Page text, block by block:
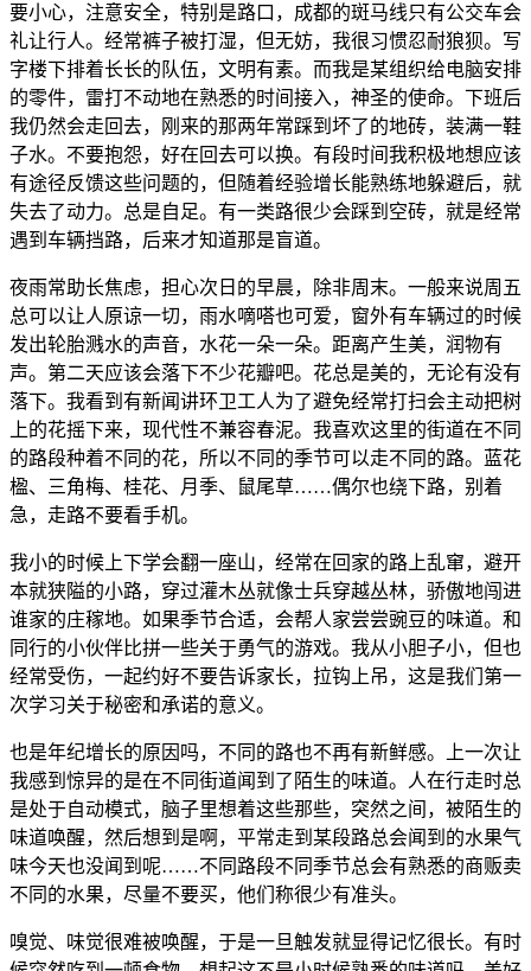
要小心，注意安全，特别是路口，成都的斑马线只有公交车会
礼让行人。经常裤子被打湿，但无妨，我很习惯忍耐狼狈。写
字楼下排着长长的队伍，文明有素。而我是某组织给电脑安排
的零件，雷打不动地在熟悉的时间接入，神圣的使命。下班后
我仍然会走回去，刚来的那两年常踩到坏了的地砖，装满一鞋
子水。不要抱怨，好在回去可以换。有段时间我积极地想应该
有途径反馈这些问题的，但随着经验增长能熟练地躲避后，就
失去了动力。总是自足。有一类路很少会踩到空砖，就是经常
遇到车辆挡路，后来才知道那是盲道。
夜雨常助长焦虑，担心次日的早晨，除非周末。一般来说周五
总可以让人原谅一切，雨水嘀嗒也可爱，窗外有车辆过的时候
发出轮胎溅水的声音，水花一朵一朵。距离产生美，润物有
声。第二天应该会落下不少花瓣吧。花总是美的，无论有没有
落下。我看到有新闻讲环卫工人为了避免经常打扫会主动把树
上的花摇下来，现代性不兼容春泥。我喜欢这里的街道在不同
的路段种着不同的花，所以不同的季节可以走不同的路。蓝花
楹、三角梅、桂花、月季、鼠尾草……偶尔也绕下路，别着
急，走路不要看手机。
我小的时候上下学会翻一座山，经常在回家的路上乱窜，避开
本就狭隘的小路，穿过灌木丛就像士兵穿越丛林，骄傲地闯进
谁家的庄稼地。如果季节合适，会帮人家尝尝豌豆的味道。和
同行的小伙伴比拼一些关于勇气的游戏。我从小胆子小，但也
经常受伤，一起约好不要告诉家长，拉钩上吊，这是我们第一
次学习关于秘密和承诺的意义。
也是年纪增长的原因吗，不同的路也不再有新鲜感。上一次让
我感到惊异的是在不同街道闻到了陌生的味道。人在行走时总
是处于自动模式，脑子里想着这些那些，突然之间，被陌生的
味道唤醒，然后想到是啊，平常走到某段路总会闻到的水果气
味今天也没闻到呢……不同路段不同季节总会有熟悉的商贩卖
不同的水果，尽量不要买，他们称很少有准头。
嗅觉、味觉很难被唤醒，于是一旦触发就显得记忆很长。有时